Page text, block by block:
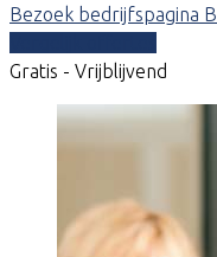
Bezoek bedrijfspagina
Gratis - Vrijblijvend